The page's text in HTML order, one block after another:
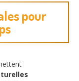
pour